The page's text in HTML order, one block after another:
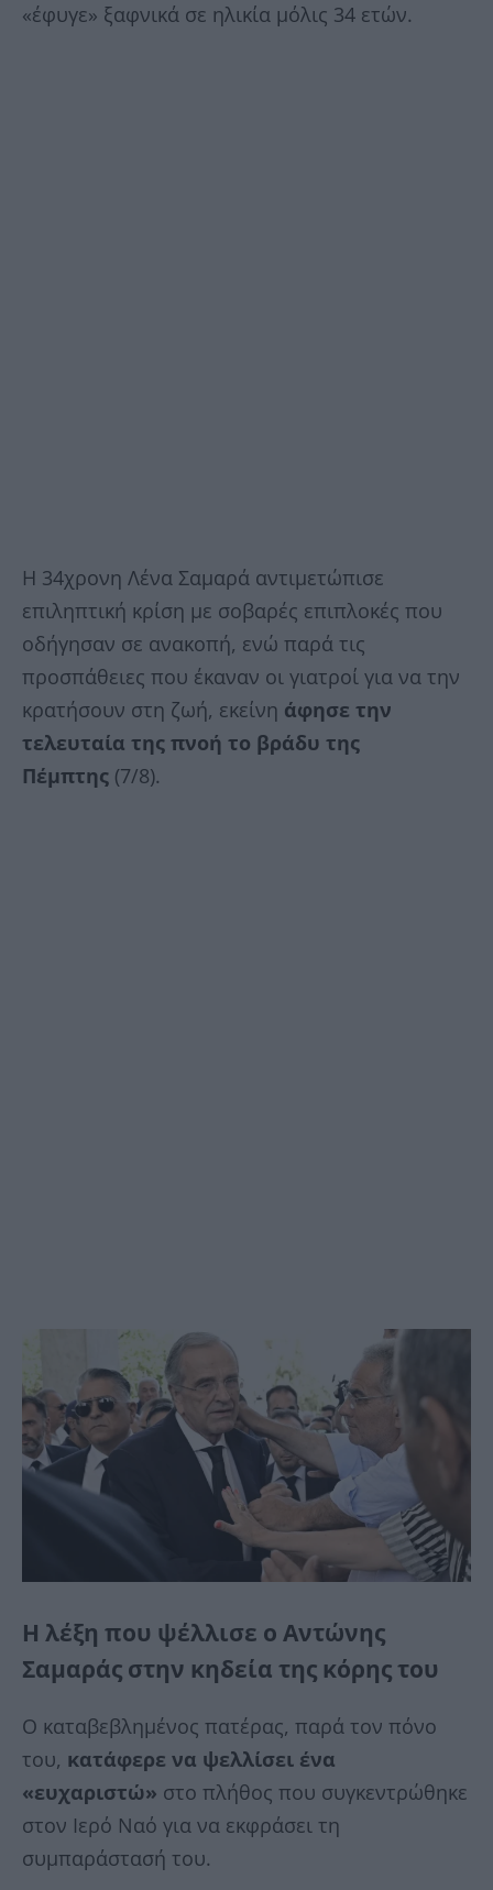
«έφυγε» ξαφνικά σε ηλικία μόλις 34 ετών.
Η 34χρονη Λένα Σαμαρά αντιμετώπισε
επιληπτική κρίση με σοβαρές επιπλοκές που
οδήγησαν σε ανακοπή, ενώ παρά τις
προσπάθειες που έκαναν οι γιατροί για να την
κρατήσουν στη ζωή, εκείνη άφησε την
τελευταία της πνοή το βράδυ της
Πέμπτης (7/8).
Η λέξη που ψέλλισε ο Αντώνης
Σαμαράς στην κηδεία της κόρης του
Ο καταβεβλημένος πατέρας, παρά τον πόνο
του, κατάφερε να ψελλίσει ένα
«ευχαριστώ» στο πλήθος που συγκεντρώθηκε
στον Ιερό Ναό για να εκφράσει τη
συμπαράστασή του.